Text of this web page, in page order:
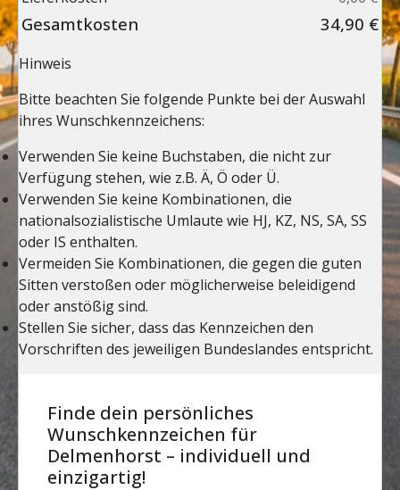
Finde dein persönliches
Wunschkennzeichen für
Delmenhorst – individuell und
einzigartig!